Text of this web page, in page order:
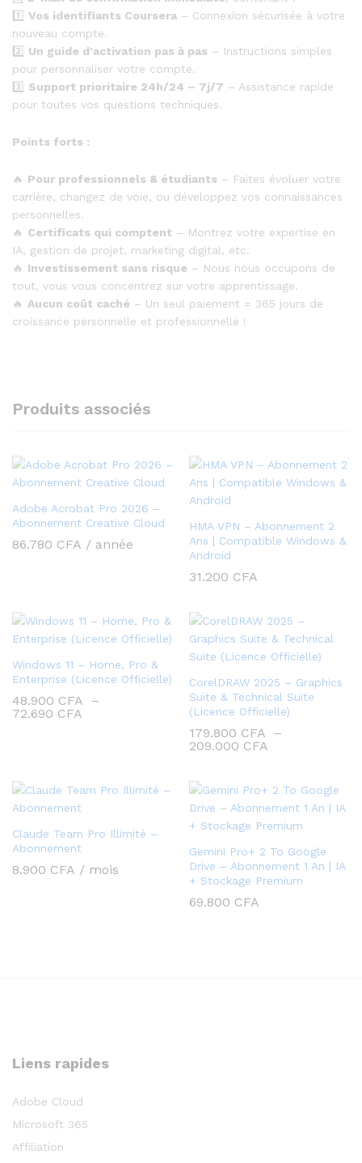
1️⃣ Vos identifiants Coursera – Connexion sécurisée à votre
nouveau compte.
2️⃣ Un guide d’activation pas à pas – Instructions simples
pour personnaliser votre compte.
3️⃣ Support prioritaire 24h/24 – 7j/7 – Assistance rapide
pour toutes vos questions techniques.
Points forts :
🔥 Pour professionnels & étudiants – Faites évoluer votre
carrière, changez de voie, ou développez vos connaissances
personnelles.
🔥 Certificats qui comptent – Montrez votre expertise en
IA, gestion de projet, marketing digital, etc.
🔥 Investissement sans risque – Nous nous occupons de
tout, vous vous concentrez sur votre apprentissage.
🔥 Aucun coût caché – Un seul paiement = 365 jours de
croissance personnelle et professionnelle !
Produits associés
Adobe Acrobat Pro 2026 –
Abonnement Creative Cloud
86.780 CFA / année
HMA VPN – Abonnement 2
Ans | Compatible Windows &
Android
31.200 CFA
Windows 11 – Home, Pro &
Enterprise (Licence Officielle)
48.900 CFA
–
72.690 CFA
CorelDRAW 2025 – Graphics
Suite & Technical Suite
(Licence Officielle)
179.800 CFA
–
209.000 CFA
179.800 CFA
à
209.000 CFA
Claude Team Pro Illimité –
Abonnement
8.900 CFA / mois
Gemini Pro+ 2 To Google
Drive – Abonnement 1 An | IA
+ Stockage Premium
69.800 CFA
Liens rapides
Adobe Cloud
Microsoft 365
Affiliation